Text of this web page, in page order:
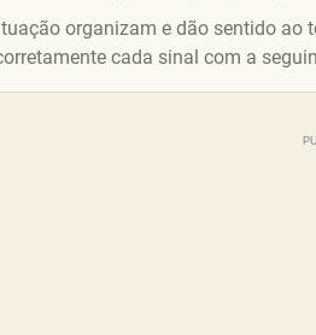
organizam e dão sentido ao
cada sinal com a